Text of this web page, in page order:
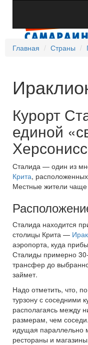
Главная
Страны
Курорт
единой
Сталида — один из
Крита,
Местные жители чаще
Сталида находится
столицы Крита —
аэропорта, куда
Сталиды примерно
трансфер до
займет.
Надо отметить, что,
турзону с соседними
располагаясь между
размерам, чем
идущая параллельно
рестораны и